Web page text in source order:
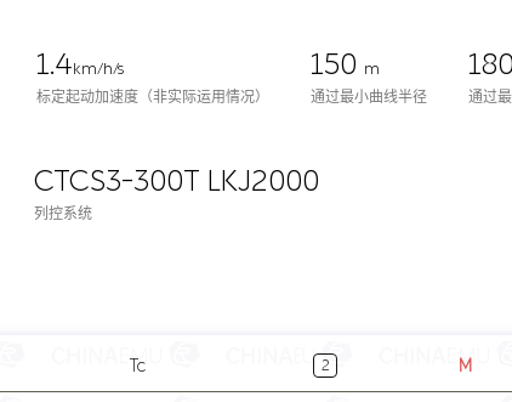
1.4 km/h/s
标定起动加速度（非实际运用情况）
150 m
通过最小曲线半径
通过
CTCS3-300T LKJ2000
列控系统
Tc 2 M